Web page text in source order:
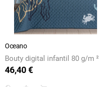
Oceano
Bouty digital infantil 80 g/m ²
Preço
46,40 €